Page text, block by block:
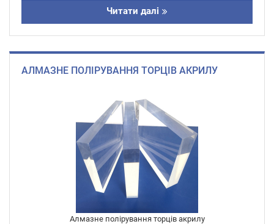
Читати далі
АЛМАЗНЕ ПОЛІРУВАННЯ ТОРЦІВ АКРИЛУ
Алмазне полірування торців акрилу